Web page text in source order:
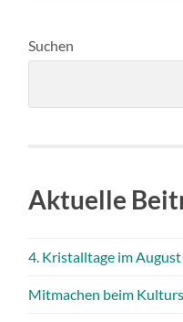
Suchen
Aktuelle
4. Kristalltage im
Mitmachen beim